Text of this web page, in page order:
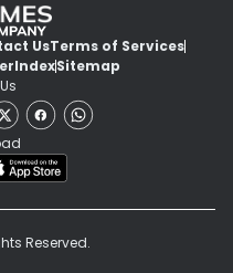
UsTerms of Services
IndexSitemap
Reserved.